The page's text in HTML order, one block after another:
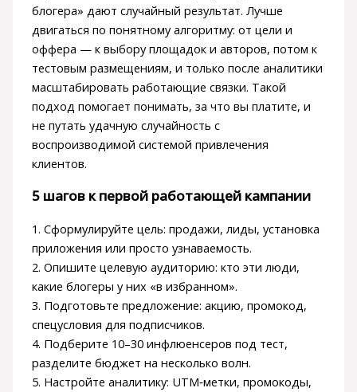
блогера» дают случайный результат. Лучше
двигаться по понятному алгоритму: от цели и
оффера — к выбору площадок и авторов, потом к
тестовым размещениям, и только после аналитики
масштабировать работающие связки. Такой
подход помогает понимать, за что вы платите, и
не путать удачную случайность с
воспроизводимой системой привлечения
клиентов.
5 шагов к первой работающей кампании
1. Сформулируйте цель: продажи, лиды, установка
приложения или просто узнаваемость.
2. Опишите целевую аудиторию: кто эти люди,
какие блогеры у них «в избранном».
3. Подготовьте предложение: акцию, промокод,
спецусловия для подписчиков.
4. Подберите 10–30 инфлюенсеров под тест,
разделите бюджет на несколько волн.
5. Настройте аналитику: UTM‑метки, промокоды,